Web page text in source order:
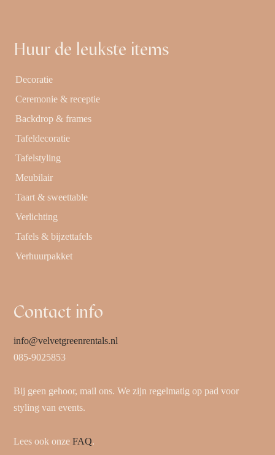
Huur de leukste items
Decoratie
Ceremonie & receptie
Backdrop & frames
Tafeldecoratie
Tafelstyling
Meubilair
Taart & sweettable
Verlichting
Tafels & bijzettafels
Verhuurpakket
Contact info
info@velvetgreenrentals.nl
085-9025853
Bij geen gehoor, mail ons. We zijn regelmatig op pad voor
styling van events.
Lees ook onzeFAQ.